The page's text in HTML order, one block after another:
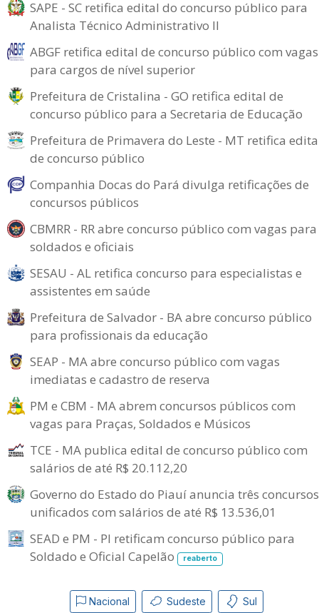
SAPE - SC retifica edital do concurso público para
Analista Técnico Administrativo II
ABGF retifica edital de concurso público com vagas
para cargos de nível superior
Prefeitura de Cristalina - GO retifica edital de
concurso público para a Secretaria de Educação
Prefeitura de Primavera do Leste - MT retifica
de concurso público
Companhia Docas do Pará divulga retificações de
concursos públicos
CBMRR - RR abre concurso público com vagas para
soldados e oficiais
SESAU - AL retifica concurso para especialistas e
assistentes em saúde
Prefeitura de Salvador - BA abre concurso público
para profissionais da educação
SEAP - MA abre concurso público com vagas
imediatas e cadastro de reserva
PM e CBM - MA abrem concursos públicos com
vagas para Praças, Soldados e Músicos
TCE - MA publica edital de concurso público com
salários de até R$ 20.112,20
Governo do Estado do Piauí anuncia três concursos
unificados com salários de até R$ 13.536,01
SEAD e PM - PI retificam concurso público para
Soldado e Oficial Capelão
reaberto
Nacional Sudeste Sul